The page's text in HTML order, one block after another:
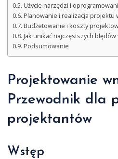
Użycie narzędzi i
Planowanie i realizacja projektu
Budżetowanie i koszty
Jak unikać najczęstszych błędów
Podsumowanie
Projektowanie
Przewodnik dla
projektantów
Wstęp